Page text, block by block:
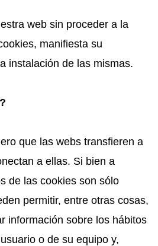
web sin proceder a la
manifiesta su
instalación de las mismas.
que las webs transfieren a
a ellas. Si bien a
de las cookies son sólo
permitir, entre otras cosas,
información sobre los hábitos
o de su equipo y,